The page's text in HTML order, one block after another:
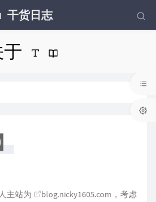
干货日志
于
主站为 blog.nicky1605.com ，考虑